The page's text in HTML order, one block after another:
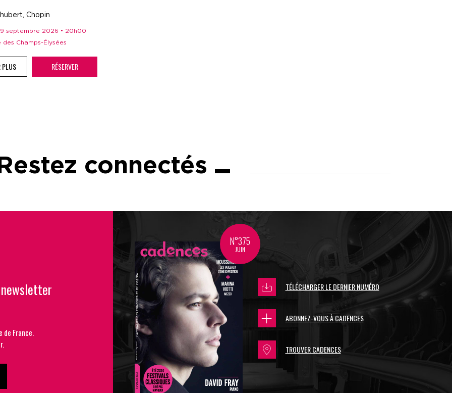
Chopin
septembre 2026 • 20h00
des Champs-Élysées
PLUS RÉSERVER
connectés
de France.
N°375
JUIN
TÉLÉCHARGER LE DERNIER NUMÉRO
ABONNEZ-VOUS À CADENCES
TROUVER CADENCES